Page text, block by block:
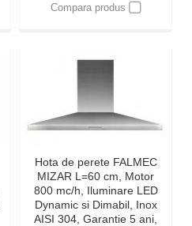
Compara produs
Hota de perete FALMEC
MIZAR L=60 cm, Motor
800 mc/h, Iluminare LED
Dynamic si Dimabil, Inox
AISI 304, Garantie 5 ani,